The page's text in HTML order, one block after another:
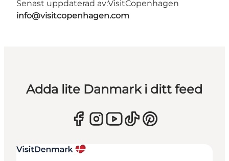
Senast uppdaterad av:VisitCopenhagen
info@visitcopenhagen.com
Adda lite Danmark i ditt feed